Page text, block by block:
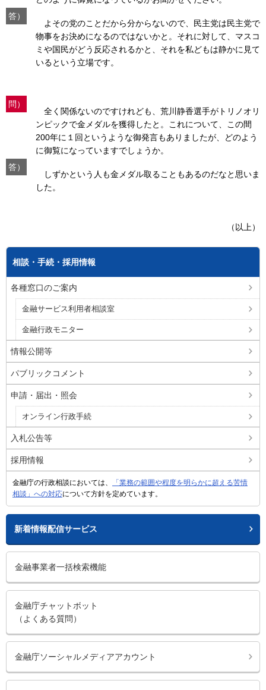
答）
よその党のことだから分からないので、民主党は民主党で
物事をお決めになるのではないかと。それに対して、マスコ
ミや国民がどう反応されるかと、それを私どもは静かに見て
いるという立場です。
問）
全く関係ないのですけれども、荒川静香選手がトリノオリ
ンピックで金メダルを獲得したと。これについて、この間
200年に１回というような御発言もありましたが、どのよう
に御覧になっていますでしょうか。
答）
しずかという人も金メダル取ることもあるのだなと思いま
した。
（以上）
相談・手続・採用情報
各種窓口のご案内
金融サービス利用者相談室
金融行政モニター
情報公開等
パブリックコメント
申請・届出・照会
オンライン行政手続
入札公告等
採用情報
金融庁の行政相談においては、
「業務の範囲や程度を明らかに超える苦情
相談」への対応について方針を定めています。
新着情報配信サービス
金融事業者一括検索機能
金融庁チャットボット
（よくある質問）
金融庁ソーシャルメディアアカウント